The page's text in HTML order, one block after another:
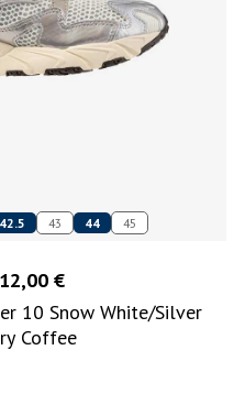
42.5 43 44 45
€
10 Snow White/Silver
Coffee